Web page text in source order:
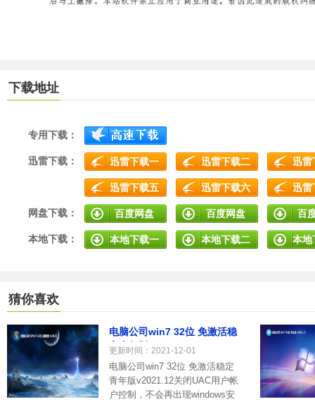
下载地址
专用下载：
迅雷下载： 迅雷下载一 迅雷下载二 迅雷
迅雷下载五 迅雷下载六 迅雷
网盘下载： 百度网盘 百度网盘 百
本地下载： 本地下载一 本地下载二 本地
猜你喜欢
电脑公司win7 32位 免激活稳
定青年版v2021.12
更新时间：2021-12-01
电脑公司win7 32位 免激活稳定
青年版v2021.12关闭UAC用户帐
户控制，不会再出现windows安